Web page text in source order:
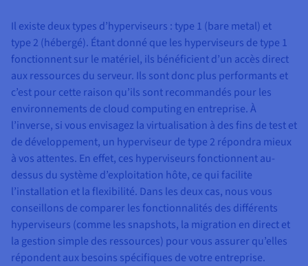
Il existe deux types d’hyperviseurs : type 1 (bare metal) et
type 2 (hébergé). Étant donné que les hyperviseurs de type 1
fonctionnent sur le matériel, ils bénéficient d’un accès direct
aux ressources du serveur. Ils sont donc plus performants et
c’est pour cette raison qu’ils sont recommandés pour les
environnements de cloud computing en entreprise. À
l’inverse, si vous envisagez la virtualisation à des fins de test et
de développement, un hyperviseur de type 2 répondra mieux
à vos attentes. En effet, ces hyperviseurs fonctionnent au-
dessus du système d’exploitation hôte, ce qui facilite
l’installation et la flexibilité. Dans les deux cas, nous vous
conseillons de comparer les fonctionnalités des différents
hyperviseurs (comme les snapshots, la migration en direct et
la gestion simple des ressources) pour vous assurer qu’elles
répondent aux besoins spécifiques de votre entreprise.